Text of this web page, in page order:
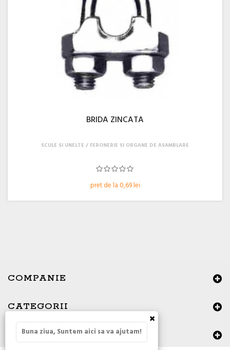
BRIDA ZINCATA
pret de la 0,69 lei
SCULE SI UNELTE FERONERIE SI ORGANE DE ASAMBLARE
COMPANIE
CATEGORII
DATE DE CONTACT
×
Buna ziua, Suntem aici sa va ajutam!